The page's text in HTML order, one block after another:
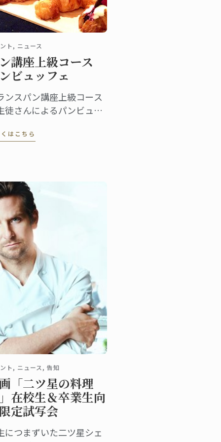
ト, ニュース
講座上級コース
ビュッフェ
ンスパン講座上級コース
徒さんによるパンビュッ
はこちら
ト, ニュース, 告知
「二ツ星の料理
在校生＆卒業生向
定試写会
につまずいた二ツ星シェ